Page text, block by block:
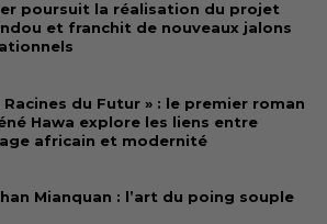
poursuit la réalisation du projet
et franchit de nouveaux jalons
Racines du Futur » : le premier roman
Hawa explore les liens entre
africain et modernité
Mianquan : l’art du poing souple